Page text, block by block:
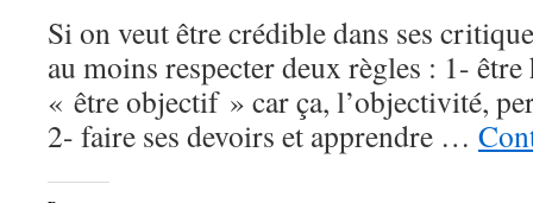
Si on veut être crédible dans ses
au moins respecter deux règles : 1-
« être objectif » car ça, l’objectivité,
2- faire ses devoirs et apprendre …